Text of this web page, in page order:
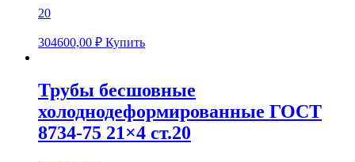
20
304600,00 ₽ Купить
Трубы бесшовные
холоднодеформированные ГОСТ
8734-75 21×4 ст.20